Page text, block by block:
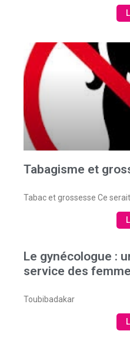
Tabagisme et
Tabac et grossesse Ce
Le gynécologue :
service des
Toubibadakar